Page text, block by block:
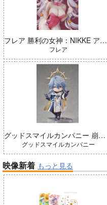
フレア 勝利の女神：NIKKE アリス：ワンダーランドバニー 完成品
フレア
グッドスマイルカンパニー 崩壊：スターレイル ねんどろいどどーる サンデー 完成品
グッドスマイルカンパニー
映像新着 もっと見る